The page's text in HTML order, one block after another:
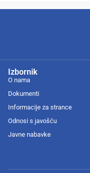
Izbornik
O nama
Dokumenti
Informacije za strance
Odnosi s javošću
Javne nabavke